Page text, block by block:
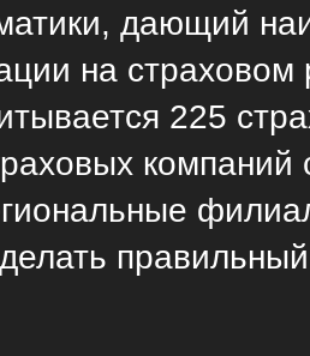
дающий
на
225